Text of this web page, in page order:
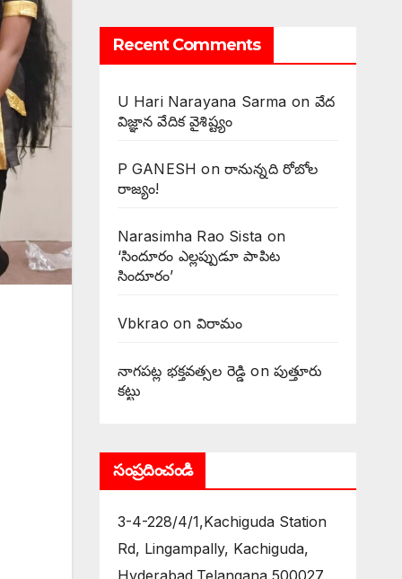
Recent Comments
U Hari Narayana Sarma on వేద
విజ్ఞాన వేదిక వైశిష్ట్యం
P GANESH on ‌రానున్నది రోబోల
రాజ్యం!
Narasimha Rao Sista on
‘సిందూరం ఎల్లప్పుడూ పాపిట
సిందూరం’
Vbkrao on విరామం
నాగపట్ల భక్తవత్సల రెడ్డి on పుత్తూరు
కట్టు
సంప్రదించండి
3-4-228/4/1,Kachiguda Station
Rd, Lingampally, Kachiguda,
Hyderabad,Telangana 500027